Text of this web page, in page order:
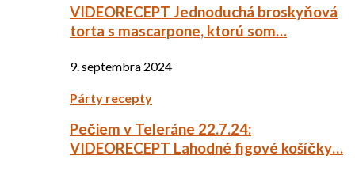
VIDEORECEPT Jednoduchá broskyňová
torta s mascarpone, ktorú som…
9. septembra 2024
Párty recepty
Pečiem v Teleráne 22.7.24:
VIDEORECEPT Lahodné figové košíčky…